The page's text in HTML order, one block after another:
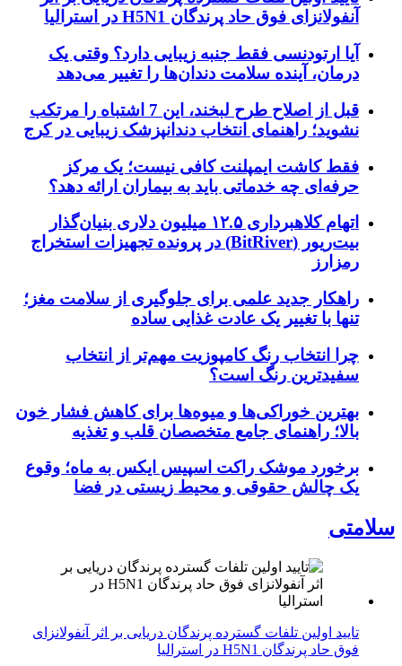
آنفولانزای فوق حاد پرندگان H5N1 در استرالیا
آیا ارتودنسی فقط جنبه زیبایی دارد؟ وقتی یک
درمان، آینده سلامت دندان‌ها را تغییر می‌دهد
قبل از اصلاح طرح لبخند، این 7 اشتباه را مرتکب
نشوید؛ راهنمای انتخاب دندانپزشک زیبایی در کرج
فقط کاشت ایمپلنت کافی نیست؛ یک مرکز
حرفه‌ای چه خدماتی باید به بیماران ارائه دهد؟
اتهام کلاهبرداری ۱۲.۵ میلیون دلاری بنیان‌گذار
بیت‌ریور (BitRiver) در پرونده تجهیزات استخراج
رمزارز
راهکار جدید علمی برای جلوگیری از سلامت مغز؛
تنها با تغییر یک عادت غذایی ساده
چرا انتخاب رنگ کامپوزیت مهم‌تر از انتخاب
سفیدترین رنگ است؟
بهترین خوراکی‌ها و میوه‌ها برای کاهش فشار خون
بالا؛ راهنمای جامع متخصصان قلب و تغذیه
برخورد موشک راکت اسپیس ایکس به ماه؛ وقوع
یک چالش حقوقی و محیط زیستی در فضا
سلامتی
تایید اولین تلفات گسترده پرندگان دریایی بر اثر آنفولانزای
فوق حاد پرندگان H5N1 در استرالیا